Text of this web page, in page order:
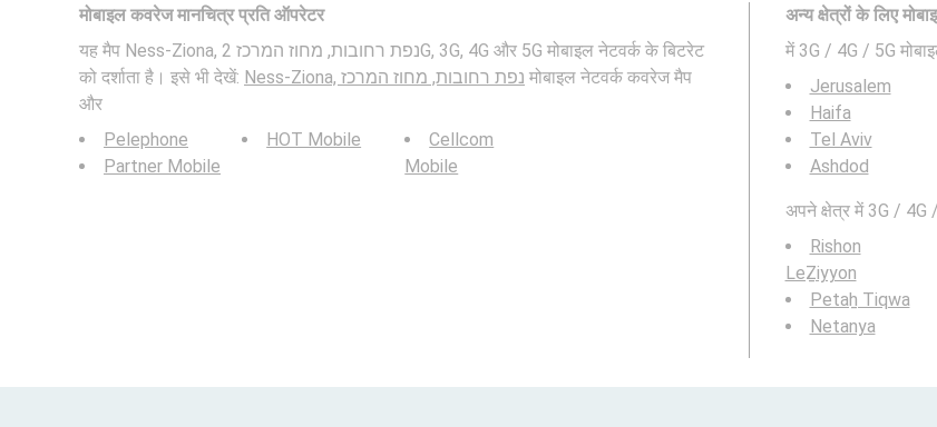
मोबाइल कवरेज मानचित्र प्रति ऑपरेटर
यह मैप Ness-Ziona, נפת רחובות, מחוז המרכז 2G, 3G, 4G और 5G मोबाइल नेटवर्क के बिटरेट
को दर्शाता है। इसे भी देखें:
Ness-Ziona, נפת רחובות, מחוז המרכז मोबाइल नेटवर्क कवरेज मैप
और
Pelephone
Partner Mobile
HOT Mobile
Cellcom
Mobile
अन्य क्षेत्रों के लिए
में 3G / 4G / 5G
Jerusalem
Haifa
Tel Aviv
Ashdod
अपने क्षेत्र में 3G / 4G
Rishon
LeẔiyyon
Petaẖ Tiqwa
Netanya